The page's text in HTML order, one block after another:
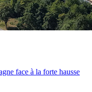
face à la forte hausse